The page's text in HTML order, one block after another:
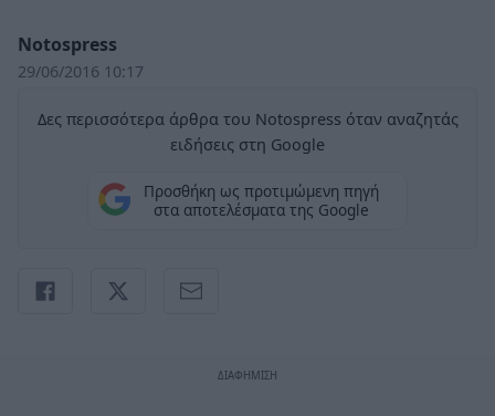
Notospress
29/06/2016 10:17
Δες περισσότερα άρθρα του Notospress όταν αναζητάς
ειδήσεις στη Google
Προσθήκη ως προτιμώμενη πηγή
στα αποτελέσματα της Google